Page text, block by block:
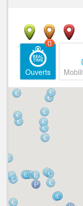
Ouvert
Ouverts
0